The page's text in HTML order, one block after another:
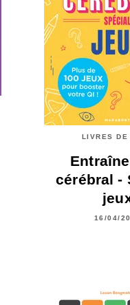
LIVRES DE
cérébral -
16/04/